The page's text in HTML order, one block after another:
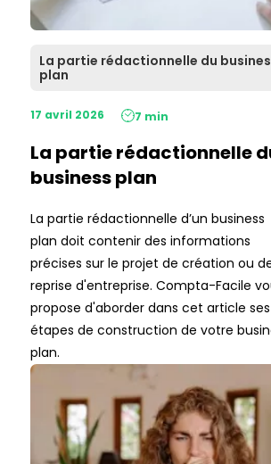
La partie rédactionnelle du
plan
17 avril 2026 7 min
La partie rédactionnelle
business plan
La partie rédactionnelle d’un business
plan doit contenir des informations
précises sur le projet de création ou
reprise d'entreprise. Compta-Facile
propose d'aborder dans cet article ses
étapes de construction de votre
plan.